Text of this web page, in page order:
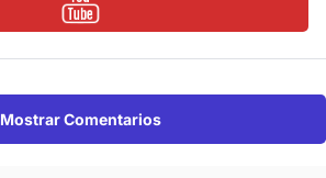
Mostrar Comentarios